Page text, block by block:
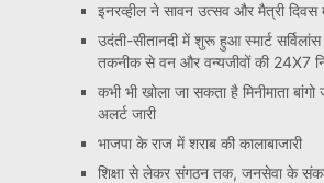
इनरव्हील ने सावन उत्सव और मैत्री दिवस
उदंती-सीतानदी में शुरू हुआ स्मार्ट
तकनीक से वन और वन्यजीवों की 24X7
कभी भी खोला जा सकता है मिनीमाता
अलर्ट जारी
भाजपा के राज में शराब की कालाबाजारी
शिक्षा से लेकर संगठन तक, जनसेवा के